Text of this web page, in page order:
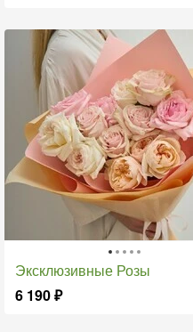
Эксклюзивные Розы
6 190₽